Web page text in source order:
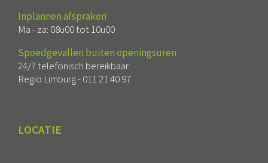
Inplannen afspraken
Ma - za: 08u00 tot 10u00
Spoedgevallen buiten openingsuren
24/7 telefonisch bereikbaar
Regio Limburg -011 21 40 97
LOCATIE